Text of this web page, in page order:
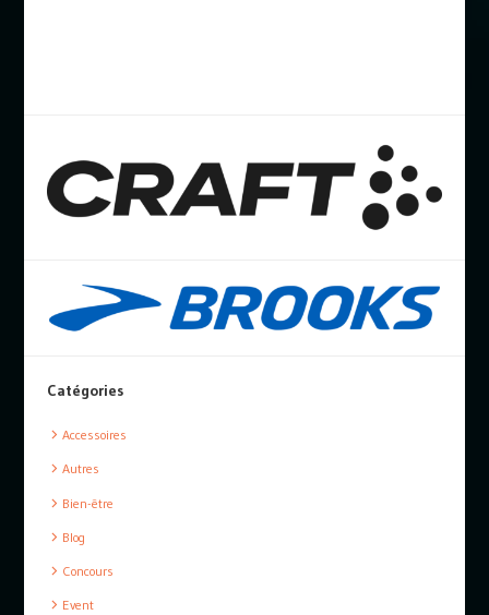
Catégories
Accessoires
Autres
Bien-être
Blog
Concours
Event